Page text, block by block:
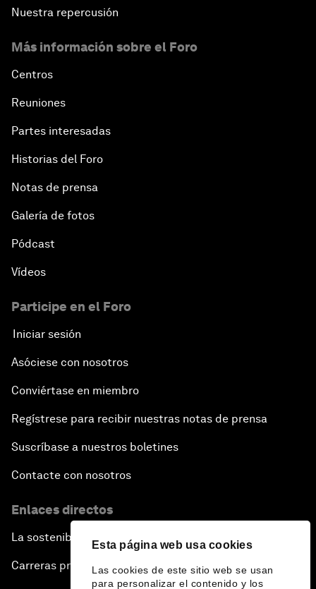
Esta página web usa cookies
Las cookies de este sitio web se usan
para personalizar el contenido y los
Nuestra repercusión
Más información sobre el Foro
Centros
Reuniones
Partes interesadas
Historias del Foro
Notas de prensa
Galería de fotos
Pódcast
Vídeos
Participe en el Foro
Iniciar sesión
Asóciese con nosotros
Conviértase en miembro
Regístrese para recibir nuestras notas de prensa
Suscríbase a nuestros boletines
Contacte con nosotros
Enlaces directos
La sostenibilidad en el Foro
Carreras profesionales